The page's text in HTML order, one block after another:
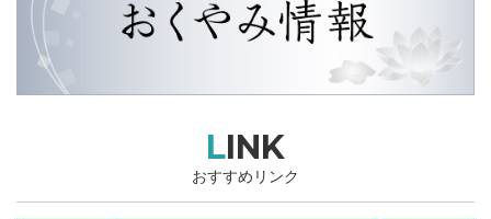
LINK
おすすめリンク